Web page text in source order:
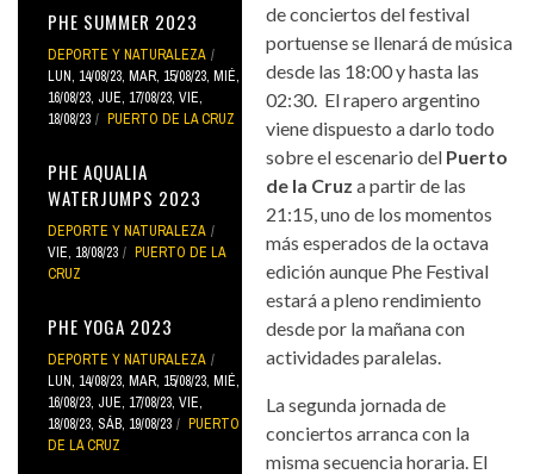
PHE SUMMER 2023
DEPORTE Y NATURALEZA
LUN, 14/08/23, MAR, 15/08/23, MIÉ,
16/08/23, JUE, 17/08/23, VIE,
18/08/23
PUERTO DE LA CRUZ
PHE AQUALIA
WATERJUMPS 2023
DEPORTE Y NATURALEZA
VIE, 18/08/23
PUERTO DE LA
CRUZ
PHE YOGA 2023
DEPORTE Y NATURALEZA
LUN, 14/08/23, MAR, 15/08/23, MIÉ,
16/08/23, JUE, 17/08/23, VIE,
18/08/23, SÁB, 19/08/23
PUERTO
DE LA CRUZ
de conciertos del festival
portuense se llenará de música
desde las 18:00 y hasta las
02:30. El rapero argentino
viene dispuesto a darlo todo
sobre el escenario del Puerto
de la Cruz a partir de las
21:15, uno de los momentos
más esperados de la octava
edición aunque Phe Festival
estará a pleno rendimiento
desde por la mañana con
actividades paralelas.
La segunda jornada de
conciertos arranca con la
misma secuencia horaria. El